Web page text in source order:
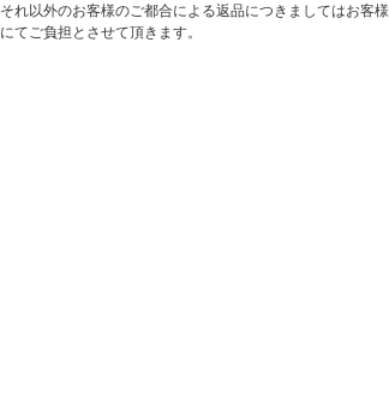
それ以外のお客様のご都合による返品につきましてはお客様
にてご負担とさせて頂きます。